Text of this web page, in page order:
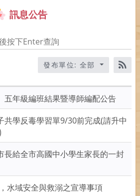
訊息公告
發布單位: 全部
RSS
五年級編班結果暨導師編配公告
共學反毒學習單9/30前完成(請升中
長給全市高國中小學生家長的一封
水域安全與救溺之宣導事項